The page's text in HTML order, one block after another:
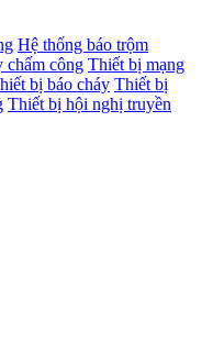
Hệ thống báo trộm
chấm công Thiết bị mạng
bị báo cháy Thiết bị
Thiết bị hội nghị truyền